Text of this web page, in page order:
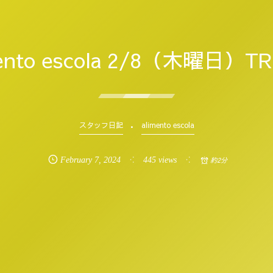
escola 2/8（木曜日）
スタッフ日記 alimento escola
February 7, 2024 445 views 約2分